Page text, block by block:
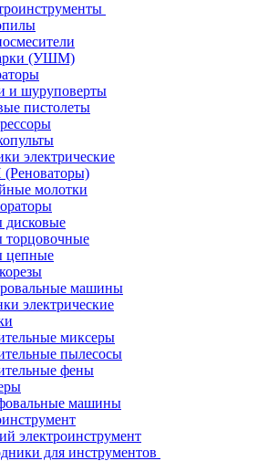
(УШМ)
и шуруповерты
пистолеты
электрические
молотки
цепные
машины
электрические
миксеры
пылесосы
фены
машины
электроинструмент
для инструментов